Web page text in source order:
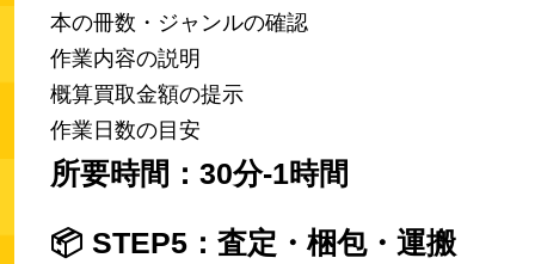
本の冊数・ジャンルの確認
作業内容の説明
概算買取金額の提示
作業日数の目安
所要時間：30分-1時間
📦 STEP5：査定・梱包・運搬